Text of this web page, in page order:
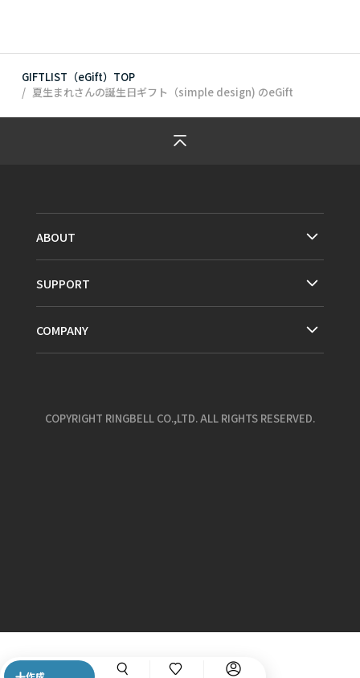
GIFTLIST（eGift）TOP
夏生まれさんの誕生日ギフト（simple design) のeGift
ABOUT
SUPPORT
COMPANY
COPYRIGHT RINGBELL CO.,LTD. ALL RIGHTS RESERVED.